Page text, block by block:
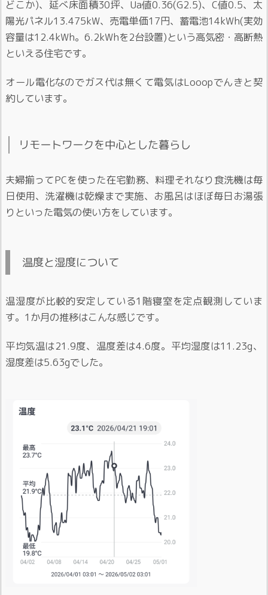
どこか)、延べ床面積30坪、Ua値0.36(G2.5)、C値0.5、太
陽光パネル13.475kW、売電単価17円、蓄電池14kWh(実効
容量は12.4kWh。6.2kWhを2台設置)という高気密・高断熱
といえる住宅です。
オール電化なのでガス代は無くて電気はLooopでんきと契
約しています。
リモートワークを中心とした暮らし
夫婦揃ってPCを使った在宅勤務、料理それなり食洗機は毎
日使用、洗濯機は乾燥まで実施、お風呂はほぼ毎日お湯張
りといった電気の使い方をしています。
温度と湿度について
温湿度が比較的安定している1階寝室を定点観測していま
す。1か月の推移はこんな感じです。
平均気温は21.9度、温度差は4.6度。平均湿度は11.23g、
湿度差は5.63gでした。